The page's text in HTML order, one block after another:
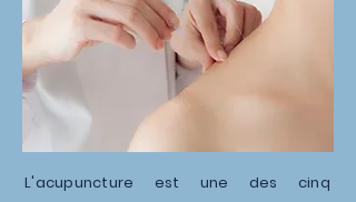
L'acupuncture est une des cinq